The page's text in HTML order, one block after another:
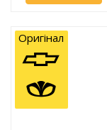
Оригінал